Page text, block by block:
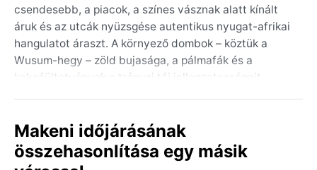
csendesebb, a piacok, a színes vásznak alatt kínált
áruk és az utcák nyüzsgése autentikus nyugat-afrikai
hangulatot áraszt. A környező dombok – köztük a
Wusum-hegy – zöld bujasága, a pálmafák és a
kakaóültetvények a trópusi táj jellegzetességeit
természet kedvelőit csalogatják.
Makeni éghajlata a trópusi monszun (Am) osztályba
Makeni időjárásának
összehasonlítása egy másik